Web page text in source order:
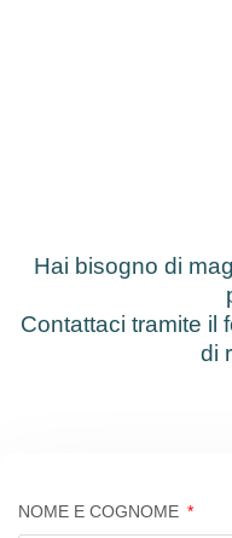
Hai bisogno di
Contattaci tramite il
di
NOME E COGNOME